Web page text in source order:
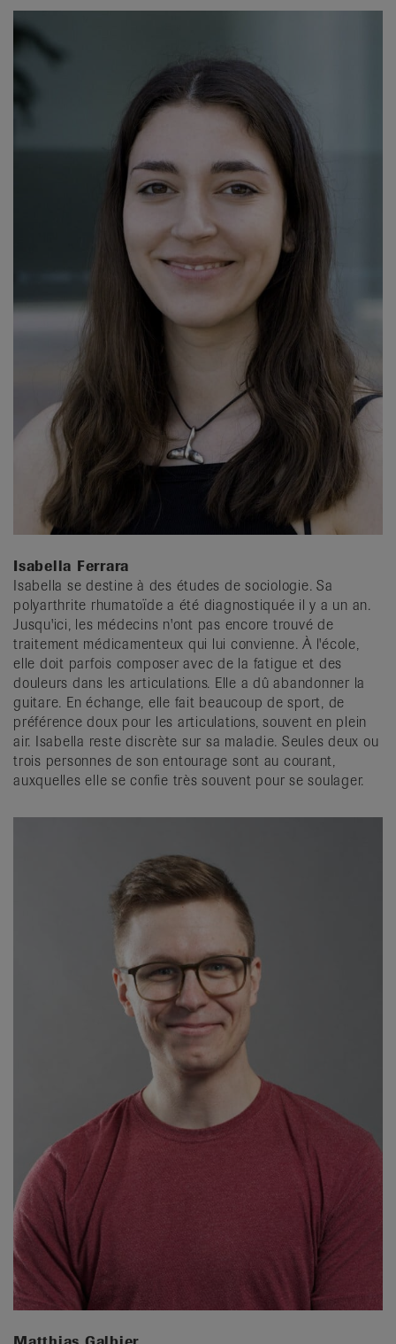
Isabella Ferrara
Isabella se destine à des études de sociologie. Sa
polyarthrite rhumatoïde a été diagnostiquée il y a un an.
Jusqu'ici, les médecins n'ont pas encore trouvé de
traitement médicamenteux qui lui convienne. À l'école,
elle doit parfois composer avec de la fatigue et des
douleurs dans les articulations. Elle a dû abandonner la
guitare. En échange, elle fait beaucoup de sport, de
préférence doux pour les articulations, souvent en plein
air. Isabella reste discrète sur sa maladie. Seules deux ou
trois personnes de son entourage sont au courant,
auxquelles elle se confie très souvent pour se soulager.